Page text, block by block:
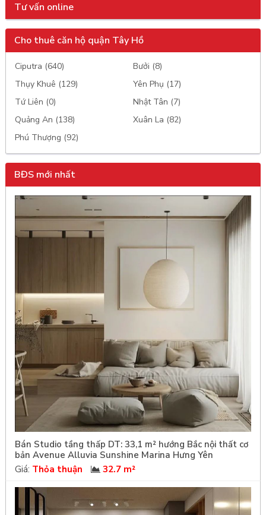
Tư vấn online
Cho thuê căn hộ quận Tây Hồ
Ciputra (640)
Bưởi (8)
Thụy Khuê (129)
Yên Phụ (17)
Tứ Liên (0)
Nhật Tân (7)
Quảng An (138)
Xuân La (82)
Phú Thượng (92)
BĐS mới nhất
Bán Studio tầng thấp DT: 33,1 m² hướng Bắc nội thất cơ
bản Avenue Alluvia Sunshine Marina Hưng Yên
Giá: Thỏa thuận 32.7 m²